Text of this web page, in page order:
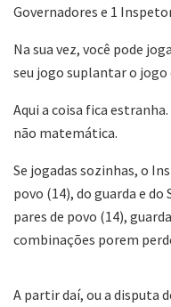
Governadores e 1
Na sua vez, você pode
seu jogo suplantar o jogo
Aqui a coisa fica
não matemática.
Se jogadas sozinhas, o
povo (14), do guarda e
pares de povo (14),
combinações porem
A partir daí, ou a disputa